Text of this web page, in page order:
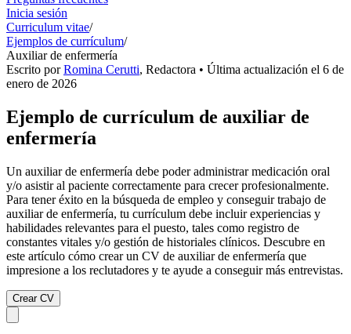
Inicia sesión
Curriculum vitae/
Ejemplos de currículum/
Auxiliar de enfermería
Escrito porRomina Cerutti, Redactora • Última actualización el 6 de
enero de 2026
Ejemplo de currículum de auxiliar de
enfermería
Un auxiliar de enfermería debe poder administrar medicación oral
y/o asistir al paciente correctamente para crecer profesionalmente.
Para tener éxito en la búsqueda de empleo y conseguir trabajo de
auxiliar de enfermería, tu currículum debe incluir experiencias y
habilidades relevantes para el puesto, tales como registro de
constantes vitales y/o gestión de historiales clínicos. Descubre en
este artículo cómo crear un CV de auxiliar de enfermería que
impresione a los reclutadores y te ayude a conseguir más entrevistas.
Crear CV